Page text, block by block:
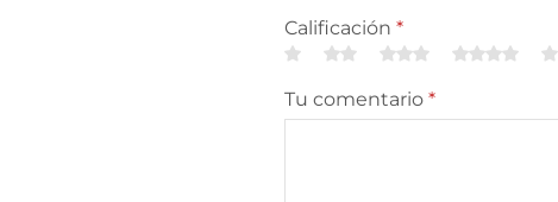
Calificación *
Tu comentario *